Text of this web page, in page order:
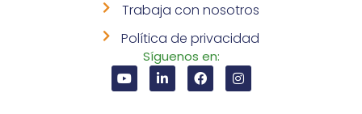
Trabaja con nosotros
Política de privacidad
Síguenos en: